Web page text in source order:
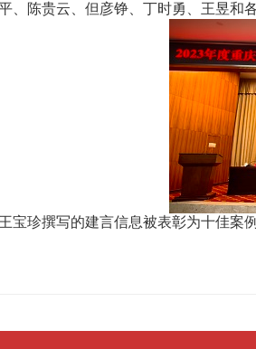
、陈贵云、但彦铮、丁时勇、王昱和
宝珍撰写的建言信息被表彰为十佳案